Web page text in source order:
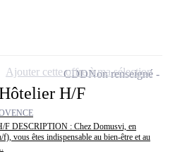
H/F
F DESCRIPTION : Chez Domusvi, en
vous êtes indispensable au bien-être et au
CDDNon renseigné
Ajouter cette offre à ma sélection